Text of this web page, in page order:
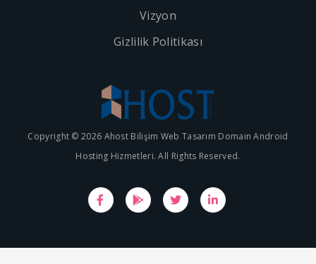
Vizyon
Gizlilik Politikası
Copyright © 2026 Ahost Bilişim Web Tasarım Domain Android
Hosting Hizmetleri. All Rights Reserved.